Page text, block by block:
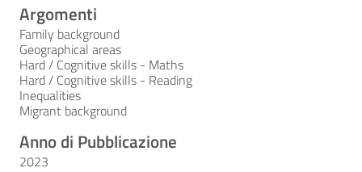
Argomenti
Family background
Geographical areas
Hard / Cognitive skills - Maths
Hard / Cognitive skills - Reading
Inequalities
Migrant background
Anno di Pubblicazione
2023